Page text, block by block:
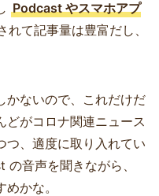
Podcast やスマホアプ
れて記事量は豊富だし、
かないので、これだけだ
どがコロナ関連ニュース
つ、適度に取り入れてい
音声を聞きながら、
かな。